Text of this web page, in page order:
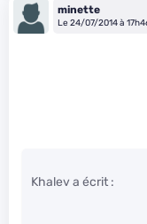
minette
Le 24/07/2014 à
Khalev a écrit :